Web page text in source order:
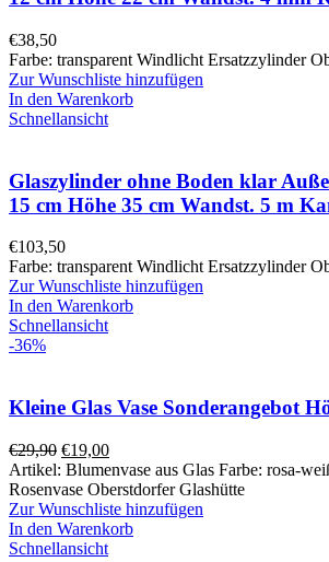
€38,50
Farbe: transparent Windlicht Ersatzzylinder
Zur Wunschliste hinzufügen
In den Warenkorb
Schnellansicht
Glaszylinder ohne Boden klar
15 cm Höhe 35 cm Wandst. 5 m
€103,50
Farbe: transparent Windlicht Ersatzzylinder
Zur Wunschliste hinzufügen
In den Warenkorb
Schnellansicht
-36%
Kleine Glas Vase Sonderangebot
€29,90 €19,00
Artikel: Blumenvase aus Glas Farbe: rosa-
Rosenvase Oberstdorfer Glashütte
Zur Wunschliste hinzufügen
In den Warenkorb
Schnellansicht